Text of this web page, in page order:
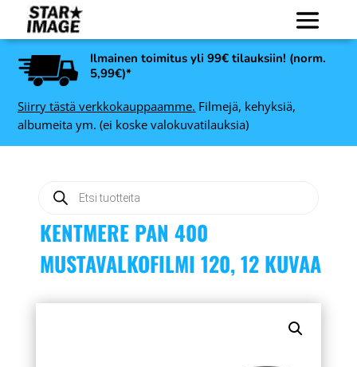
Ilmainen toimitus yli 99€ tilauksiin! (norm.
5,99€)*
Siirry tästä verkkokauppaamme. Filmejä, kehyksiä,
albumeita ym. (ei koske valokuvatilauksia)
search
KENTMERE PAN 400
MUSTAVALKOFILMI 120, 12 KUVAA
Lexar CFexpress Pro Gold